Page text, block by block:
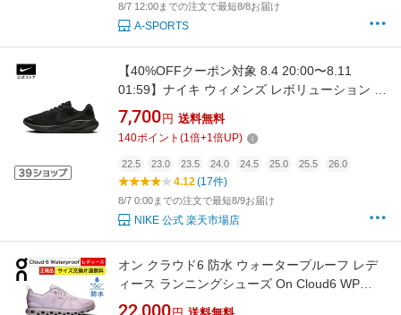
8/7 12:00までの注文で最短8/8お届け
A-SPORTS
【40%OFFクーポン対象 8.4 20:00〜8.11
01:59】ナイキ ウィメンズ レボリューション 7
NIKE シューズ サステナビリティ Womens
HO23 fb2208-002 レディース 靴 ローカット ア
ウトドア 黒 ランニング 屋内 トレーニング 母の
日
7,700 円 送料無料
140ポイント (1倍+1倍UP)
22.5 23.0 23.5 24.0 24.5 25.0 25.5 26.0
4.12(17件)
8/7 0:00までの注文で最短8/9お届け
NIKE 公式 楽天市場店
オン クラウド6 防水 ウォータープルーフ レデ
ィース ランニングシューズ On Cloud6 WP
Womens 雨の日対応 スニーカー 靴 クラウド6